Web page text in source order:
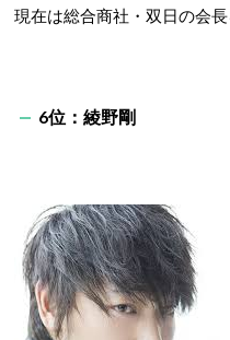
現在は総合商社・双日の会長
6位：綾野剛